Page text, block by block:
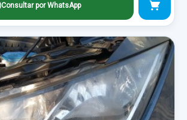
Consultar por WhatsApp